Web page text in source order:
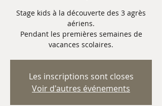
Stage kids à la découverte des 3 agrès
aériens.
Pendant les premières semaines de
vacances scolaires.
Les inscriptions sont closes
Voir d'autres événements